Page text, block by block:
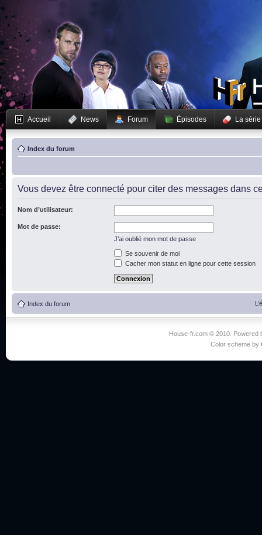
Accueil News Forum Épisodes La série
Index du forum
Vous devez être connecté pour citer des messages dans
Nom d’utilisateur:
Mot de passe:
J’ai oublié mon mot de passe
Se souvenir de moi
Cacher mon statut en ligne pour cette session
Index du forum
House-fr.com © 2010. Powered
Color scheme by